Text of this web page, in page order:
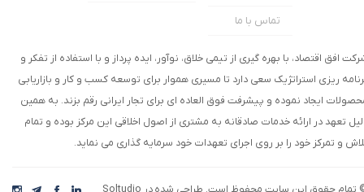
تماس با ما
افق اقتصاد، با بهره گیری از تیمی خلاق، نوآور، ایده پرداز و با استفاده از تفکر و
ریزی استراتژیک سعی دارد تا مسیری هموار برای توسعه کسب و کار و بازاریابی
ایجاد نموده و پیشرفت فوق العاده ای برای تجار ایرانی رقم بزند. به همین
تعهد در ارائه خدمات صادقانه به مشتری از اصول اخلاقی این مرکز بوده و تمام
و تمرکز خود را بر روی اجرای تعهدات خود سرمایه گذاری می نماید.